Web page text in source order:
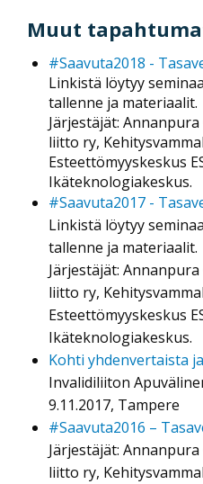
Muut
#Saavuta2018 -
Linkistä löytyy
tallenne ja materiaalit.
Järjestäjät:
liitto ry,
Esteettömyyskeskus
Ikäteknologiakeskus.
#Saavuta2017 -
Linkistä löytyy
tallenne ja materiaalit.
Järjestäjät:
liitto ry,
Esteettömyyskeskus
Ikäteknologiakeskus.
Kohti yhdenvertaista
Invalidiliiton
9.11.2017, Tampere
#Saavuta2016 –
Järjestäjät:
liitto ry,